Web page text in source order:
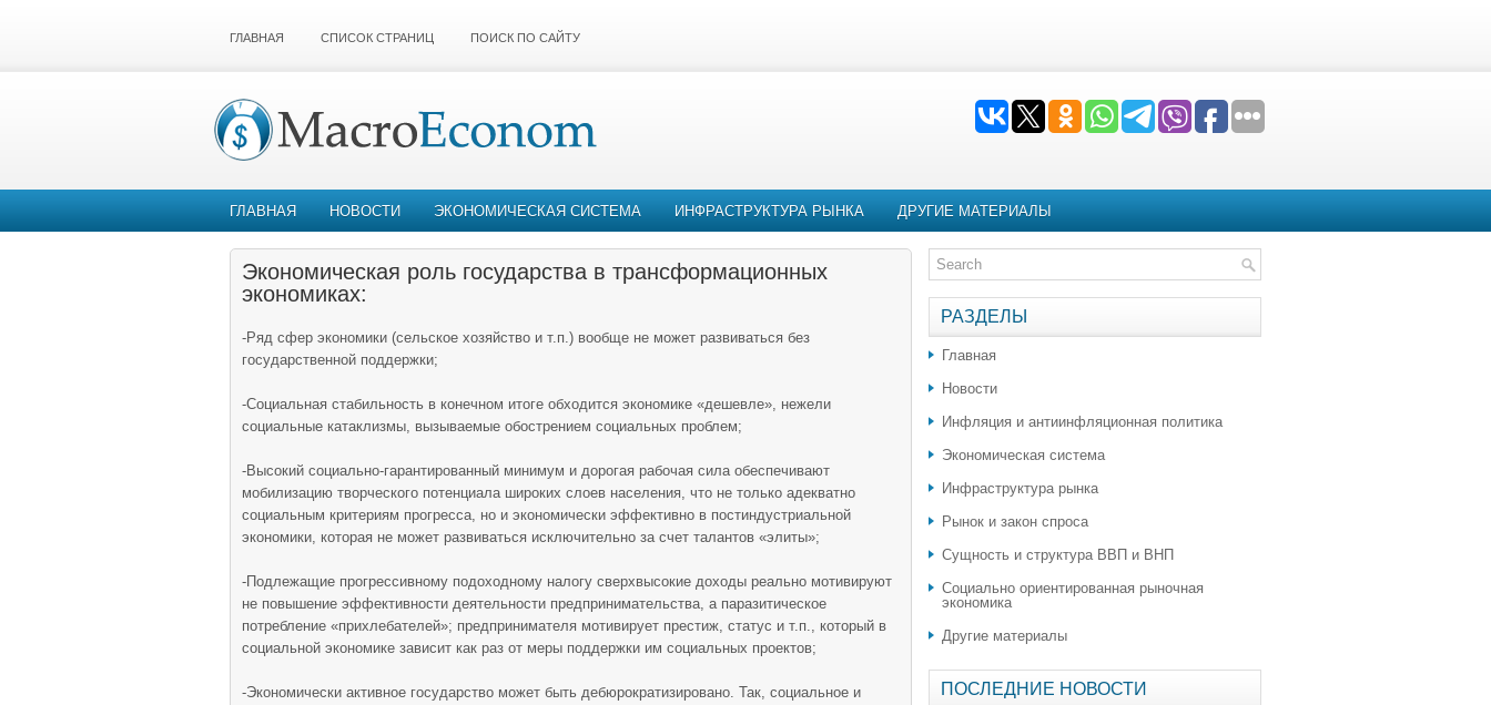
ГЛАВНАЯ СПИСОК СТРАНИЦ ПОИСК ПО САЙТУ
ГЛАВНАЯ НОВОСТИ ЭКОНОМИЧЕСКАЯ СИСТЕМА ИНФРАСТРУКТУРА РЫНКА ДРУГИЕ МАТЕРИАЛЫ
Экономическая роль государства в трансформационных
экономиках:
-Ряд сфер экономики (сельское хозяйство и т.п.) вообще не может развиваться без
государственной поддержки;
-Социальная стабильность в конечном итоге обходится экономике «дешевле», нежели
социальные катаклизмы, вызываемые обострением социальных проблем;
-Высокий социально-гарантированный минимум и дорогая рабочая сила обеспечивают
мобилизацию творческого потенциала широких слоев населения, что не только адекватно
социальным критериям прогресса, но и экономически эффективно в постиндустриальной
экономики, которая не может развиваться исключительно за счет талантов «элиты»;
-Подлежащие прогрессивному подоходному налогу сверхвысокие доходы реально мотивируют
не повышение эффективности деятельности предпринимательства, а паразитическое
потребление «прихлебателей»; предпринимателя мотивирует престиж, статус и т.п., который в
социальной экономике зависит как раз от меры поддержки им социальных проектов;
-Экономически активное государство может быть дебюрократизировано. Так, социальное и
РАЗДЕЛЫ
Главная
Новости
Инфляция и антиинфляционная политика
Экономическая система
Инфраструктура рынка
Рынок и закон спроса
Сущность и структура ВВП и ВНП
Социально ориентированная рыночная
экономика
Другие материалы
ПОСЛЕДНИЕ НОВОСТИ